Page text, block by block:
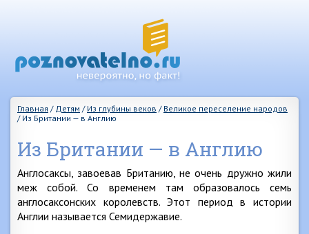
Главная / Детям / Из глубины веков / Великое переселение народов
/ Из Британии — в Англию
Из Британии — в Англию
Англосаксы, завоевав Британию, не очень дружно жили
меж собой. Со временем там образовалось семь
англосаксонских королевств. Этот период в истории
Англии называется Семидержавие.